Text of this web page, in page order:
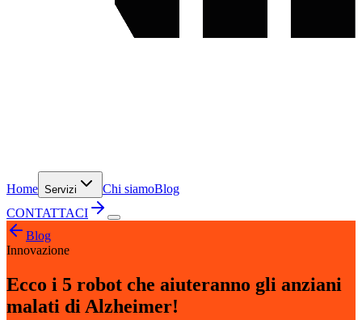
Home Servizi Chi siamoBlog
CONTATTACI
Blog
Innovazione
Ecco i 5 robot che aiuteranno gli anziani
malati di Alzheimer!